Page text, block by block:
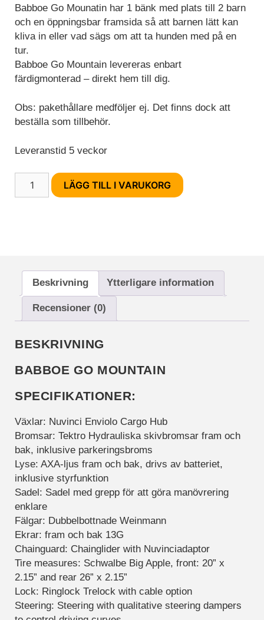
Babboe Go Mounatin har 1 bänk med plats till 2 barn
och en öppningsbar framsida så att barnen lätt kan
kliva in eller vad sägs om att ta hunden med på en
tur.
Babboe Go Mountain levereras enbart
färdigmonterad – direkt hem till dig.
Obs: pakethållare medföljer ej. Det finns dock att
beställa som tillbehör.
Leveranstid 5 veckor
Babboe
LÄGG TILL I VARUKORG
Beskrivning Ytterligare information
Recensioner (0)
BESKRIVNING
BABBOE GO MOUNTAIN
SPECIFIKATIONER:
Växlar: Nuvinci Enviolo Cargo Hub
Bromsar: Tektro Hydrauliska skivbromsar fram och
bak, inklusive parkeringsbroms
Lyse: AXA-ljus fram och bak, drivs av batteriet,
inklusive styrfunktion
Sadel: Sadel med grepp för att göra manövrering
enklare
Fälgar: Dubbelbottnade Weinmann
Ekrar: fram och bak 13G
Chainguard: Chainglider with Nuvinciadaptor
Tire measures: Schwalbe Big Apple, front: 20” x
2.15” and rear 26” x 2.15”
Lock: Ringlock Trelock with cable option
Steering: Steering with qualitative steering dampers
fungerar inte
på det
avsedda sättet
utan dem.
Dessa
cookies lagrar
inga personligt
Statistik-cookies
förstå hur besökare
interagerar med
webbplatsen.
avvisningsfrekvens,
trafikkälla etc.
Upplevelse
används för att
analysera de
prestandaindexen
som hjälper till att
användarupplevelse
för besökarna. Om
du nekar dessa
cookies kommer
viss funktionalitet
hemsidan.
Marknadsföring
Marknadsförings-
cookies används
för att leverera
besökare med
anpassade